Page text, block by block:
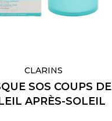
CLARINS
SOS COUPS DE
APRÈS-SOLEIL